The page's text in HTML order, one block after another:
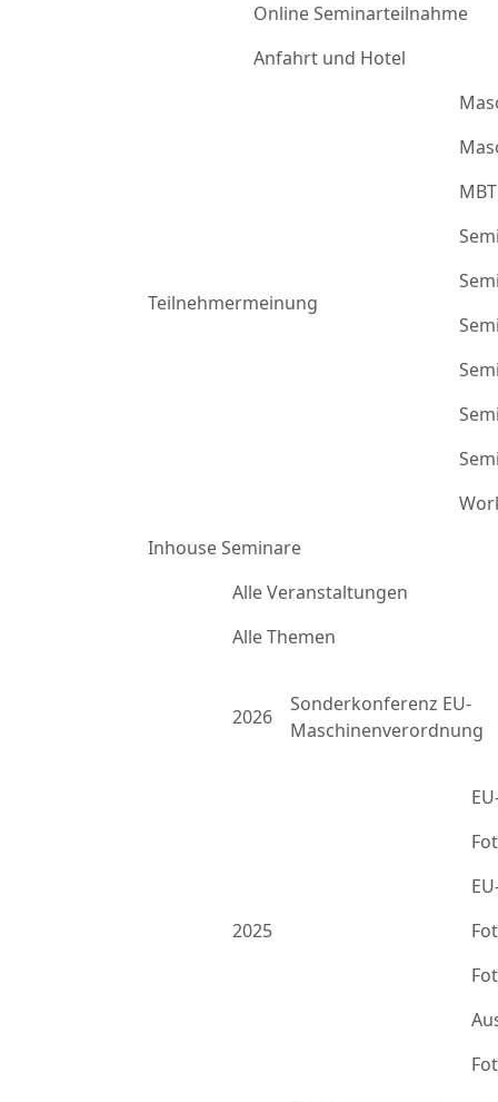
Online Seminarteilnahme
Anfahrt und Hotel
Teilnehmermeinung
Inhouse Seminare
Alle Veranstaltungen
Alle Themen
2026
Sonderkonferenz EU-
Maschinenverordnung
2025